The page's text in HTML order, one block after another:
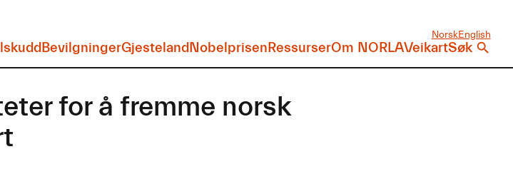
NorskEnglish
BevilgningerGjestelandNobelprisenRessurserOm NORLAVeikartSøk
for å fremme norsk